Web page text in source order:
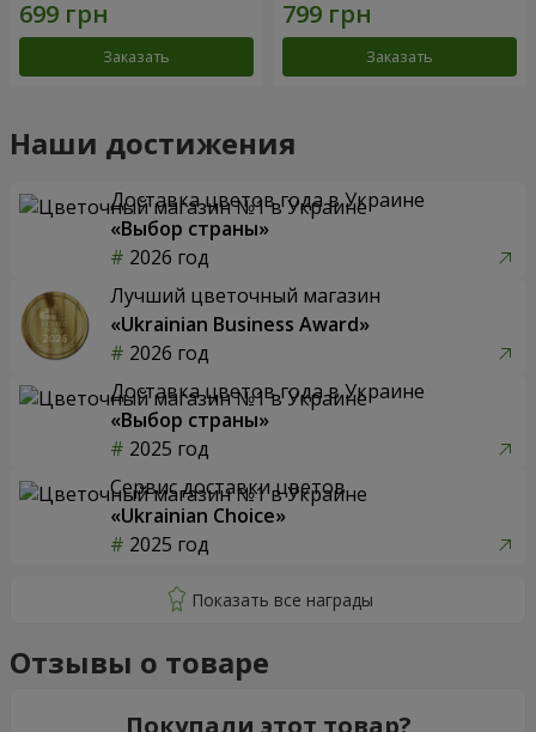
Заказать Заказать
Наши достижения
Доставка цветов года в Украине
«Выбор страны»
2026 год
Лучший цветочный магазин
«Ukrainian Business Award»
2026 год
Доставка цветов года в Украине
«Выбор страны»
2025 год
Сервис доставки цветов
«Ukrainian Choice»
2025 год
Отзывы о товаре
Покупали этот товар?